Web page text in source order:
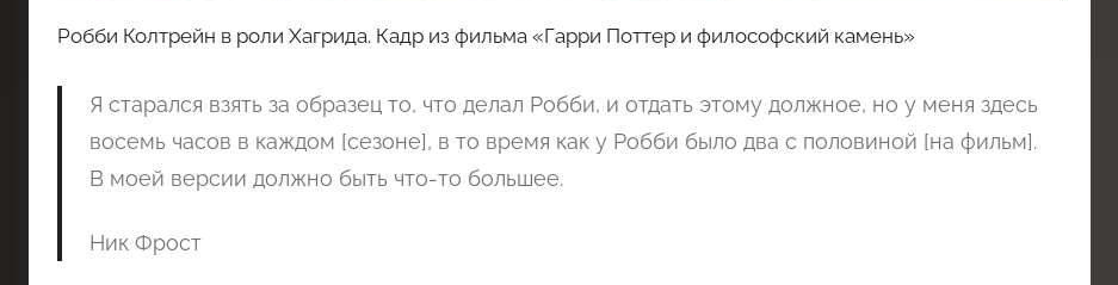
Робби Колтрейн в роли Хагрида. Кадр из фильма «Гарри Поттер и философский камень»
Я старался взять за образец то, что делал Робби, и отдать этому должное, но у меня здесь
восемь часов в каждом [сезоне], в то время как у Робби было два с половиной [на фильм].
В моей версии должно быть что-то большее.
Ник Фрост